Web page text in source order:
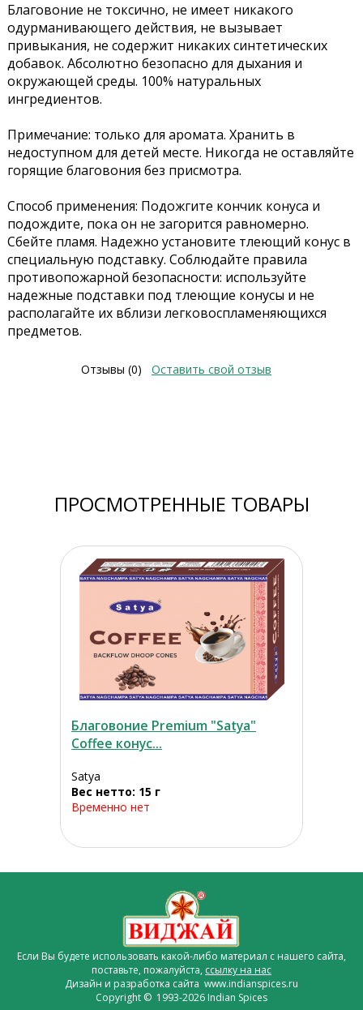
Благовоние не токсично, не имеет никакого
одурманивающего действия, не вызывает
привыкания, не содержит никаких синтетических
добавок. Абсолютно безопасно для дыхания и
окружающей среды. 100% натуральных
ингредиентов.
Примечание: только для аромата. Хранить в
недоступном для детей месте. Никогда не оставляйте
горящие благовония без присмотра.
Способ применения: Подожгите кончик конуса и
подождите, пока он не загорится равномерно.
Сбейте пламя. Надежно установите тлеющий конус в
специальную подставку. Соблюдайте правила
противопожарной безопасности: используйте
надежные подставки под тлеющие конусы и не
располагайте их вблизи легковоспламеняющихся
предметов.
Отзывы (0) Оставить свой отзыв
ПРОСМОТРЕННЫЕ ТОВАРЫ
Благовоние Premium "Satya"
Coffee конус...
Satya
Вес нетто: 15 г
Временно нет
Если Вы будете использовать какой-либо материал с нашего сайта,
поставьте, пожалуйста, ссылку на нас
Дизайн и разработка сайта www.indianspices.ru
Copyright © 1993-2026 Indian Spices